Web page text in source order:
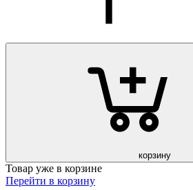
корзину
Товар уже в корзине
Перейти в корзину